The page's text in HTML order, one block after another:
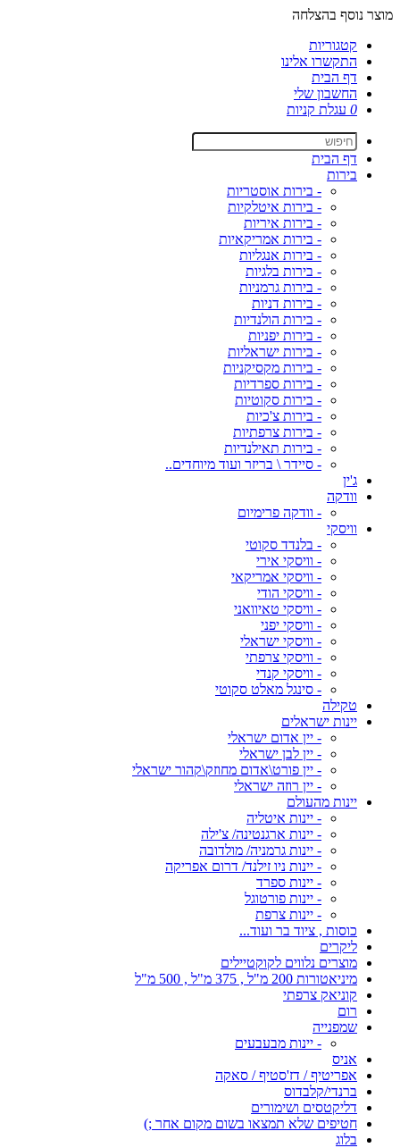
מוצר נוסף בהצלחה
קטגוריות
התקשרו אלינו
דף הבית
החשבון שלי
0 עגלת קניות
דף הבית
בירות
- בירות אוסטריות
- בירות איטלקיות
- בירות איריות
- בירות אמריקאיות
- בירות אנגליות
- בירות בלגיות
- בירות גרמניות
- בירות דניות
- בירות הולנדיות
- בירות יפניות
- בירות ישראליות
- בירות מקסיקניות
- בירות ספרדיות
- בירות סקוטיות
- בירות צ'כיות
- בירות צרפתיות
- בירות תאילנדיות
- סיידר \ בריזר ועוד מיוחדים..
ג'ין
וודקה
- וודקה פרימיום
וויסקי
- בלנדד סקוטי
- וויסקי אירי
- וויסקי אמריקאי
- וויסקי הודי
- וויסקי טאיוואני
- וויסקי יפני
- וויסקי ישראלי
- וויסקי צרפתי
- וויסקי קנדי
- סינגל מאלט סקוטי
טקילה
יינות ישראלים
- יין אדום ישראלי
- יין לבן ישראלי
- יין פורט\אדום מחוזק\קהור ישראלי
- יין רוזה ישראלי
יינות מהעולם
- יינות איטליה
- יינות ארגנטינה/ צ'ילה
- יינות גרמניה/ מולדובה
- יינות ניו זילנד/ דרום אפריקה
- יינות ספרד
- יינות פורטוגל
- יינות צרפת
כוסות , ציוד בר ועוד...
ליקרים
מוצרים נלווים לקוקטיילים
מיניאטורות 200 מ"ל , 375 מ"ל , 500 מ"ל
קוניאק צרפתי
רום
שמפנייה
- יינות מבעבעים
אניס
אפריטיף / דז'סטיף / סאקה
ברנדי/קלבדוס
דליקטסים ושימורים
חטיפים שלא תמצאו בשום מקום אחר ;)
בלוג